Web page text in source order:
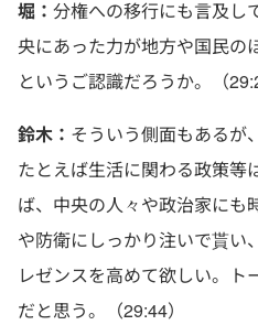
堀： 分権への移行にも言及し
央にあった力が地方や国民の
というご認識だろうか。（
鈴木： そういう側面もあるが
たとえば生活に関わる政策等
ば、中央の人々や政治家にも
や防衛にしっかり注いで貰い
レゼンスを高めて欲しい。
だと思う。（29:44）